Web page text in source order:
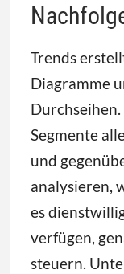
Trends
Diagramme
Segmente
und
analysieren,
es
verfügen,
steuern.